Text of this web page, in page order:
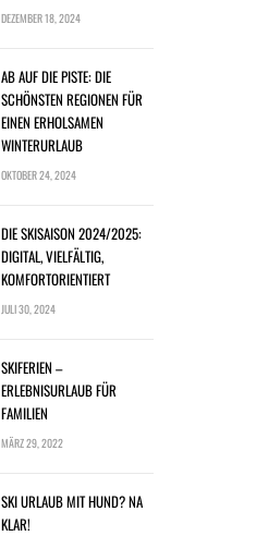
DEZEMBER 18, 2024
AB AUF DIE PISTE: DIE
SCHÖNSTEN REGIONEN FÜR
EINEN ERHOLSAMEN
WINTERURLAUB
OKTOBER 24, 2024
DIE SKISAISON 2024/2025:
DIGITAL, VIELFÄLTIG,
KOMFORTORIENTIERT
JULI 30, 2024
SKIFERIEN –
ERLEBNISURLAUB FÜR
FAMILIEN
MÄRZ 29, 2022
SKI URLAUB MIT HUND? NA
KLAR!